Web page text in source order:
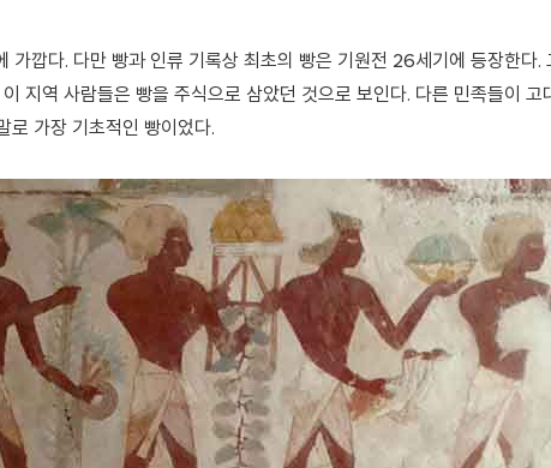
깝다. 다만 빵과 인류 기록상 최초의 빵은 기원전 26세기에 등장한다.
지역 사람들은 빵을 주식으로 삼았던 것으로 보인다. 다른 민족들이 고
로 가장 기초적인 빵이었다.